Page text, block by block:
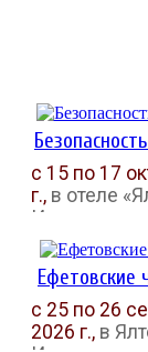
с 15 по 17
г., в отеле
Интурист»
Юбилейная
которая
Ефетовские
с 25 по 26
2026 г., в